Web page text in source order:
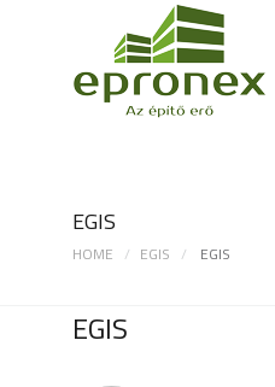
EGIS
HOME EGIS EGIS
EGIS